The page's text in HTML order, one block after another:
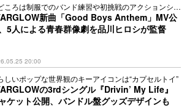
ころは制服でのバンド練習や初挑戦のアクションシー
新曲「Good Boys Anthem」MV公
5人による青春群像劇を品川ヒロシが監督
20:00
しいポップな世界観のキーアイコンは“カプセルトイ”
の3rdシングル『Drivin’ My Life』
ケット公開、バンドル盤グッズデザインも